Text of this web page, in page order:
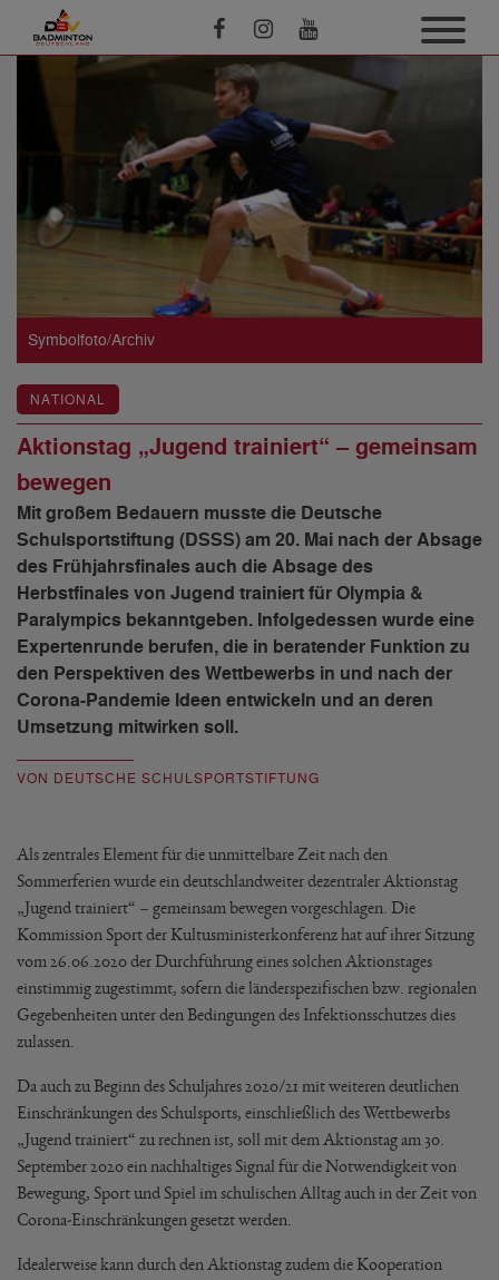
Symbolfoto/Archiv
NATIONAL
Aktionstag „Jugend trainiert“ – gemeinsam
bewegen
Mit großem Bedauern musste die Deutsche
Schulsportstiftung (DSSS) am 20. Mai nach der Absage
des Frühjahrsfinales auch die Absage des
Herbstfinales von Jugend trainiert für Olympia &
Paralympics bekanntgeben. Infolgedessen wurde eine
Expertenrunde berufen, die in beratender Funktion zu
den Perspektiven des Wettbewerbs in und nach der
Corona-Pandemie Ideen entwickeln und an deren
Umsetzung mitwirken soll.
VON DEUTSCHE SCHULSPORTSTIFTUNG
Als zentrales Element für die unmittelbare Zeit nach den
Sommerferien wurde ein deutschlandweiter dezentraler Aktionstag
„Jugend trainiert“ – gemeinsam bewegen vorgeschlagen. Die
Kommission Sport der Kultusministerkonferenz hat auf ihrer Sitzung
vom 26.06.2020 der Durchführung eines solchen Aktionstages
einstimmig zugestimmt, sofern die länderspezifischen bzw. regionalen
Gegebenheiten unter den Bedingungen des Infektionsschutzes dies
zulassen.
Da auch zu Beginn des Schuljahres 2020/21 mit weiteren deutlichen
Einschränkungen des Schulsports, einschließlich des Wettbewerbs
„Jugend trainiert“ zu rechnen ist, soll mit dem Aktionstag am 30.
September 2020 ein nachhaltiges Signal für die Notwendigkeit von
Bewegung, Sport und Spiel im schulischen Alltag auch in der Zeit von
Corona-Einschränkungen gesetzt werden.
Idealerweise kann durch den Aktionstag zudem die Kooperation